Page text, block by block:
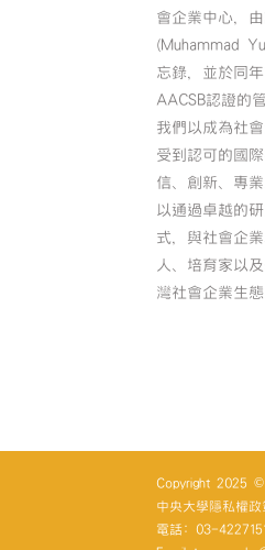
會企業中心，
(Muhammad
忘錄，並於同
AACSB認證的
我們以成為社
受到認可的國
信、創新、專
以通過卓越的
式，與社會企
人、培育家以
灣社會企業生
Copyright 2025 ©
中央大學隱私權政
電話: 03-